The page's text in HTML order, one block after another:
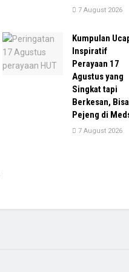
7 August 2026
Kumpulan
Inspiratif
Perayaan 17
Agustus yang
Singkat tapi
Berkesan, Bisa
Pejeng di
7 August 2026